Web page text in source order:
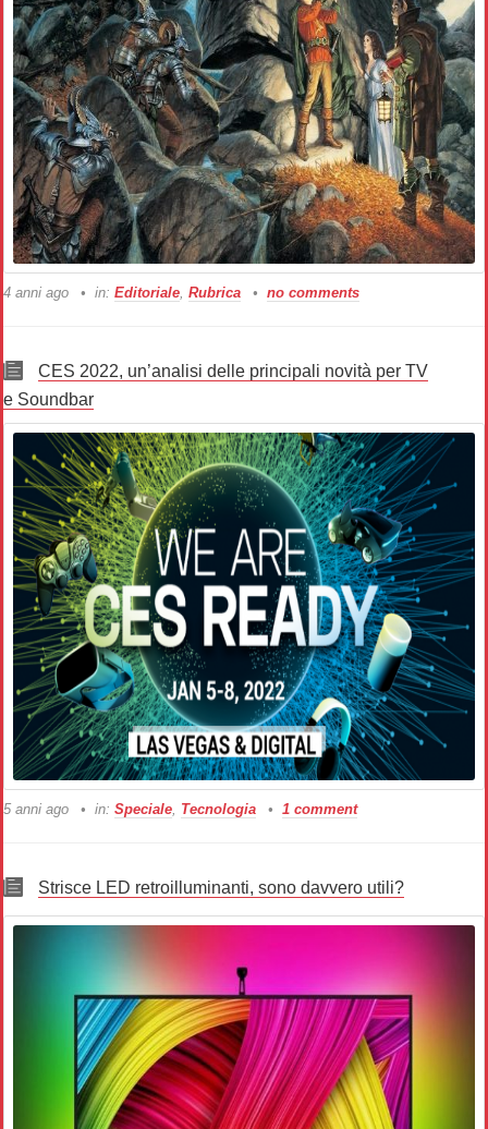
4 anni ago in: Editoriale, Rubrica no comments
CES 2022, un’analisi delle principali novità per TV
e Soundbar
5 anni ago in: Speciale, Tecnologia 1 comment
Strisce LED retroilluminanti, sono davvero utili?